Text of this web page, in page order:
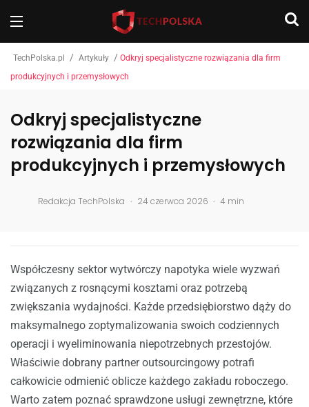
TechPolska.pl / Artykuły / Odkryj specjalistyczne rozwiązania dla firm
produkcyjnych i przemysłowych
Odkryj specjalistyczne
rozwiązania dla firm
produkcyjnych i przemysłowych
Redakcja TechPolska . 24 czerwca 2026 . 4 min
Współczesny sektor wytwórczy napotyka wiele wyzwań
związanych z rosnącymi kosztami oraz potrzebą
zwiększania wydajności. Każde przedsiębiorstwo dąży do
maksymalnego zoptymalizowania swoich codziennych
operacji i wyeliminowania niepotrzebnych przestojów.
Właściwie dobrany partner outsourcingowy potrafi
całkowicie odmienić oblicze każdego zakładu roboczego.
Warto zatem poznać sprawdzone usługi zewnętrzne, które